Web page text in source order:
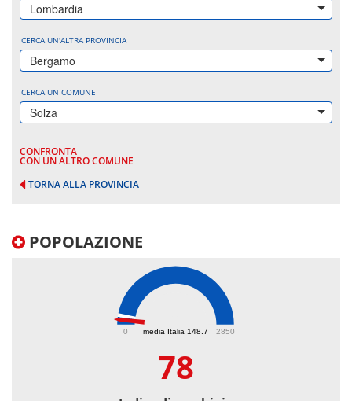
Lombardia
CERCA UN'ALTRA PROVINCIA
Bergamo
CERCA UN COMUNE
Solza
CONFRONTA
CON UN ALTRO COMUNE
TORNA ALLA PROVINCIA
POPOLAZIONE
media Italia 148.7
0 2850
78